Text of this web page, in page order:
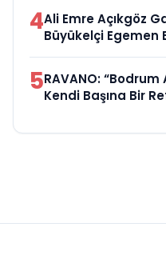
4Ali Emre Açıkgöz
Büyükelçi Egemen
5RAVANO:
Kendi Başına Bir